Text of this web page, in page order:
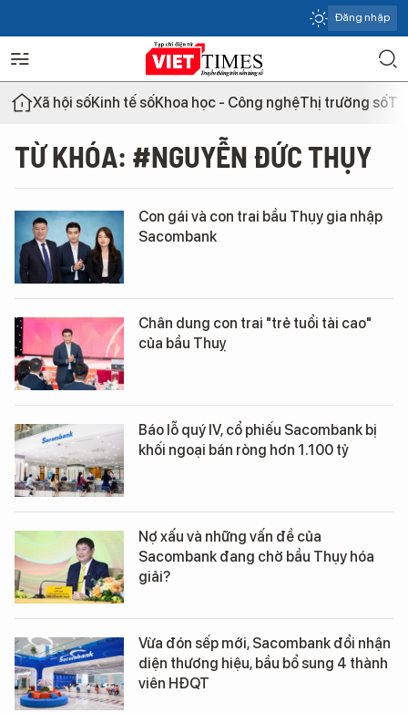
Đăng nhập
Xã hội sốKinh tế sốKhoa học - Công nghệThị trường số
TỪ KHÓA: #NGUYỄN ĐỨC THỤY
Con gái và con trai bầu Thụy gia nhập
Sacombank
Chân dung con trai "trẻ tuổi tài cao"
của bầu Thuỵ
Báo lỗ quý IV, cổ phiếu Sacombank bị
khối ngoại bán ròng hơn 1.100 tỷ
Nợ xấu và những vấn đề của
Sacombank đang chờ bầu Thụy hóa
giải?
Vừa đón sếp mới, Sacombank đổi nhận
diện thương hiệu, bầu bổ sung 4 thành
viên HĐQT